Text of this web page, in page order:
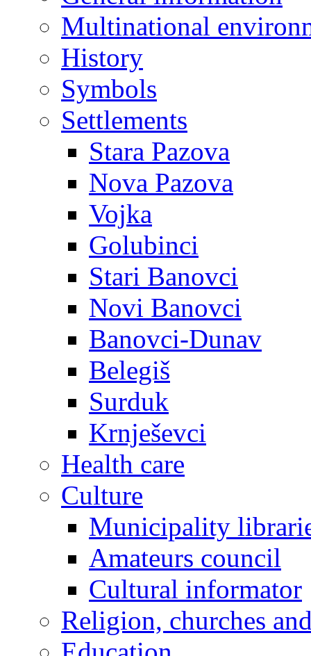
Multinational
History
Symbols
Settlements
Stara Pazova
Nova Pazova
Vojka
Golubinci
Stari Banovci
Novi Banovci
Banovci-Dunav
Belegiš
Surduk
Krnješevci
Health care
Culture
Municipality
Amateurs council
Cultural informator
Religion, churches